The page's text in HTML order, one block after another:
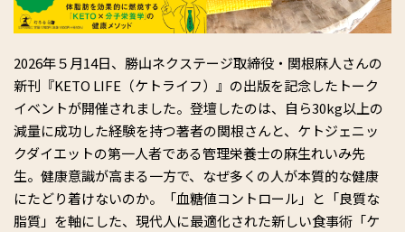
2026年５月14日、勝山ネクステージ取締役・関根麻人さんの
新刊『KETO LIFE（ケトライフ）』の出版を記念したトーク
イベントが開催されました。登壇したのは、自ら30kg以上の
減量に成功した経験を持つ著者の関根さんと、ケトジェニッ
クダイエットの第一人者である管理栄養士の麻生れいみ先
生。健康意識が高まる一方で、なぜ多くの人が本質的な健康
にたどり着けないのか。「血糖値コントロール」と「良質な
脂質」を軸にした、現代人に最適化された新しい食事術「ケ